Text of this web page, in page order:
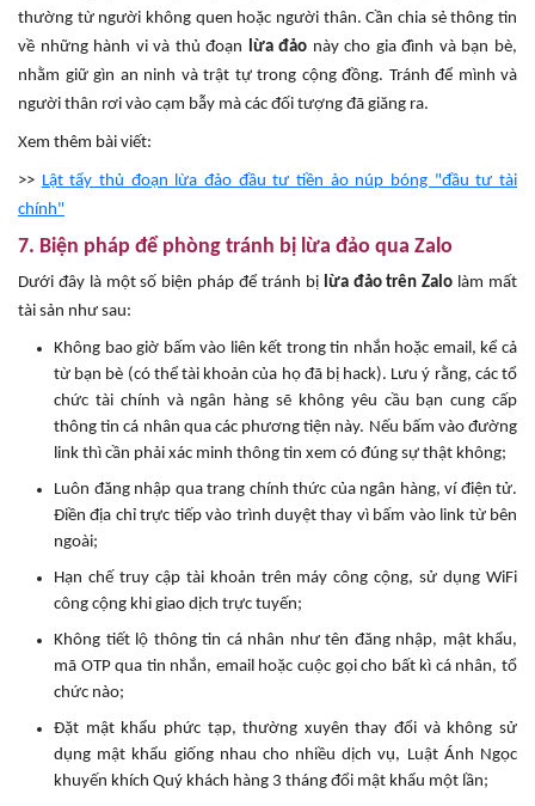
thường từ người không quen hoặc người thân. Cần chia sẻ thông tin
về những hành vi và thủ đoạn
lừa đảo này cho gia đình và bạn bè,
nhằm giữ gìn an ninh và trật tự trong cộng đồng. Tránh để mình và
người thân rơi vào cạm bẫy mà các đối tượng đã giăng ra.
Xem thêm bài viết:
>> Lật tẩy thủ đoạn lừa đảo đầu tư tiền ảo núp bóng "đầu tư tài
chính"
7. Biện pháp để phòng tránh bị lừa đảo qua Zalo
Dưới đây là một số biện pháp để tránh bịlừa đảo trên Zalo làm mất
tài sản như sau:
Không bao giờ bấm vào liên kết trong tin nhắn hoặc email, kể cả
từ bạn bè (có thể tài khoản của họ đã bị hack). Lưu ý rằng, các tổ
chức tài chính và ngân hàng sẽ không yêu cầu bạn cung cấp
thông tin cá nhân qua các phương tiện này. Nếu bấm vào đường
link thì cần phải xác minh thông tin xem có đúng sự thật không;
Luôn đăng nhập qua trang chính thức của ngân hàng, ví điện tử.
Điền địa chỉ trực tiếp vào trình duyệt thay vì bấm vào link từ bên
ngoài;
Hạn chế truy cập tài khoản trên máy công cộng, sử dụng WiFi
công cộng khi giao dịch trực tuyến;
Không tiết lộ thông tin cá nhân như tên đăng nhập, mật khẩu,
mã OTP qua tin nhắn, email hoặc cuộc gọi cho bất kì cá nhân, tổ
chức nào;
Đặt mật khẩu phức tạp, thường xuyên thay đổi và không sử
dụng mật khẩu giống nhau cho nhiều dịch vụ, Luật Ánh Ngọc
khuyến khích Quý khách hàng 3 tháng đổi mật khẩu một lần;